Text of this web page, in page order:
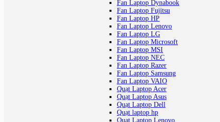
Fan Laptop Dynabook
Fan Laptop Fujitsu
Fan Laptop HP
Fan Laptop Lenovo
Fan Laptop LG
Fan Laptop Microsoft
Fan Laptop MSI
Fan Laptop NEC
Fan Laptop Razer
Fan Laptop Samsung
Fan Laptop VAIO
Quạt Laptop Acer
Quạt Laptop Asus
Quạt Laptop Dell
Quạt laptop hp
Quạt Laptop Lenovo